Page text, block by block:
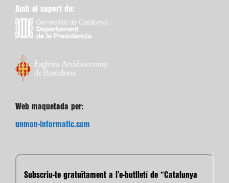
Amb el suport de:
Web maquetada per:
unmon-informatic.com
Subscriu-te gratuïtament a l’e-butlletí de “Catalunya